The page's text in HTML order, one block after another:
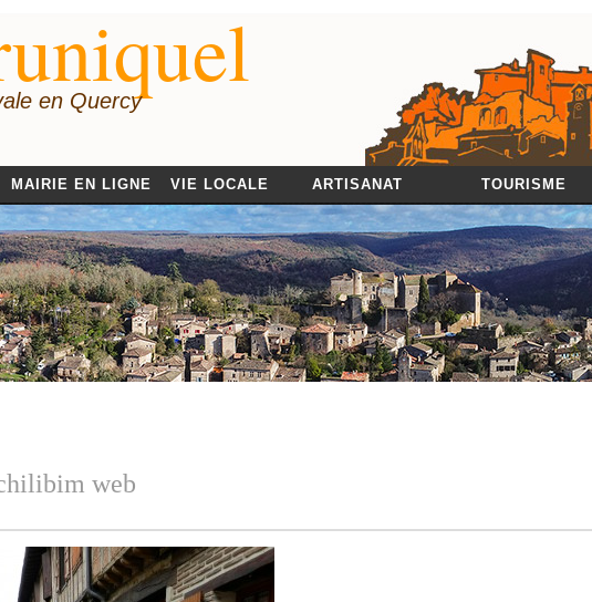
en Quercy
MAIRIE EN LIGNE VIE LOCALE ARTISANAT TOURISME
web